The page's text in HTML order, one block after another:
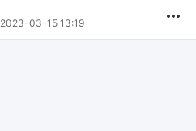
2023-03-15 13:19